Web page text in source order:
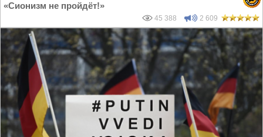
«Сионизм не пройдёт!»
45 388 2 609